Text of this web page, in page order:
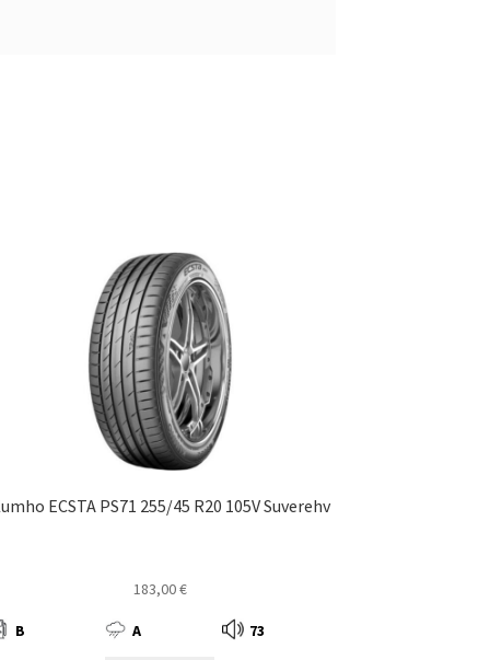
ECSTA PS71 255/45 R20 105V Suverehv
183,00€
B A 73